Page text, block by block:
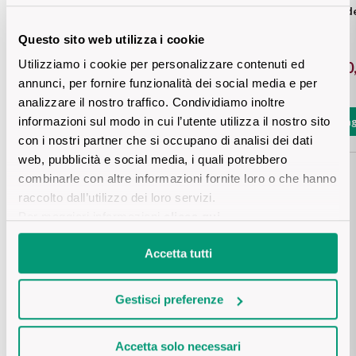
Questo sito web utilizza i cookie
Utilizziamo i cookie per personalizzare contenuti ed
annunci, per fornire funzionalità dei social media e per
analizzare il nostro traffico. Condividiamo inoltre
informazioni sul modo in cui l’utente utilizza il nostro sito
con i nostri partner che si occupano di analisi dei dati
web, pubblicità e social media, i quali potrebbero
combinarle con altre informazioni fornite loro o che hanno
raccolto dall’utilizzo dei loro servizi.
Accetta tutti
Gestisci preferenze
Accetta solo necessari
Vini Trentini
Vini Umbri
Vini Veneti
Vedi tutti
CHARDONNAY Vin de France
€ 10,80
Aggiungi
CHARMAT Blanc
€
Scheda tecnica
DESCRIZIONE
Questo vino è un intreccio di uve provenienti da zone diverse,
ognuna per le proprie caratteristiche molto particolari. Quelli
del Mâconnais donano grassezza e morbidezza, mentre quelli